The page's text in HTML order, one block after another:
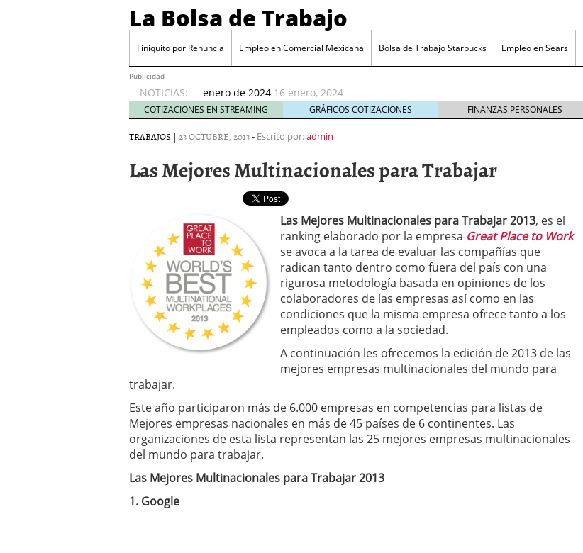
La Bolsa de Trabajo
Finiquito por Renuncia Empleo en Comercial Mexicana Bolsa de Trabajo Starbucks Empleo en Sears
Publicidad
NOTICIAS:
¿Es realmente posible jubilarse a los 40 años? 11 noviembre, 2023
Novedades fiscales: descubre los nuevos conceptos deducibles en la
declaración de la Renta 22 enero, 2024
enero de 2024 16 enero, 2024
España genera 540.000 empleos en 2023 a pesar de un crecimiento
económico moderado 9 enero, 2024
Inflación y búsqueda de rentabilidad: récord de retiradas de dinero de
¿Es realmente posible jubilarse a los 40 años? 11 noviembre, 2023
Novedades fiscales: descubre los nuevos conceptos deducibles en la
declaración de la Renta
COTIZACIONES EN STREAMING GRÁFICOS COTIZACIONES FINANZAS PERSONALES
TRABAJOS | 23 OCTUBRE, 2013- Escrito por:admin
Las Mejores Multinacionales para Trabajar
Las Mejores Multinacionales para Trabajar 2013, es el
ranking elaborado por la empresa Great Place to Work
se avoca a la tarea de evaluar las compañías que
radican tanto dentro como fuera del país con una
rigurosa metodología basada en opiniones de los
colaboradores de las empresas así como en las
condiciones que la misma empresa ofrece tanto a los
empleados como a la sociedad.
A continuación les ofrecemos la edición de 2013 de las
mejores empresas multinacionales del mundo para
trabajar.
Este año participaron más de 6.000 empresas en competencias para listas de
Mejores empresas nacionales en más de 45 países de 6 continentes. Las
organizaciones de esta lista representan las 25 mejores empresas multinacionales
del mundo para trabajar.
Las Mejores Multinacionales para Trabajar 2013
1. Google